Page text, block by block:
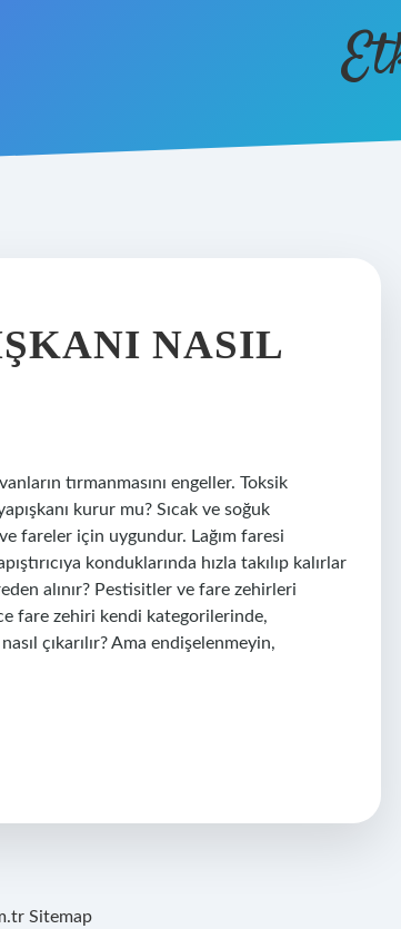
NASIL
tırmanmasını engeller. Toksik
kurur mu? Sıcak ve soğuk
fareler için uygundur. Lağım faresi
konduklarında hızla takılıp kalırlar
alınır? Pestisitler ve fare zehirleri
fare zehiri kendi kategorilerinde,
çıkarılır? Ama endişelenmeyin,
Sitemap